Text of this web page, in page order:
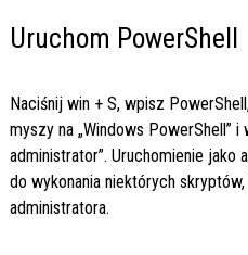
Uruchom PowerShell
Naciśnij win + S, wpisz PowerShell
myszy na „Windows PowerShell” i
administrator”. Uruchomienie
do wykonania niektórych
administratora.